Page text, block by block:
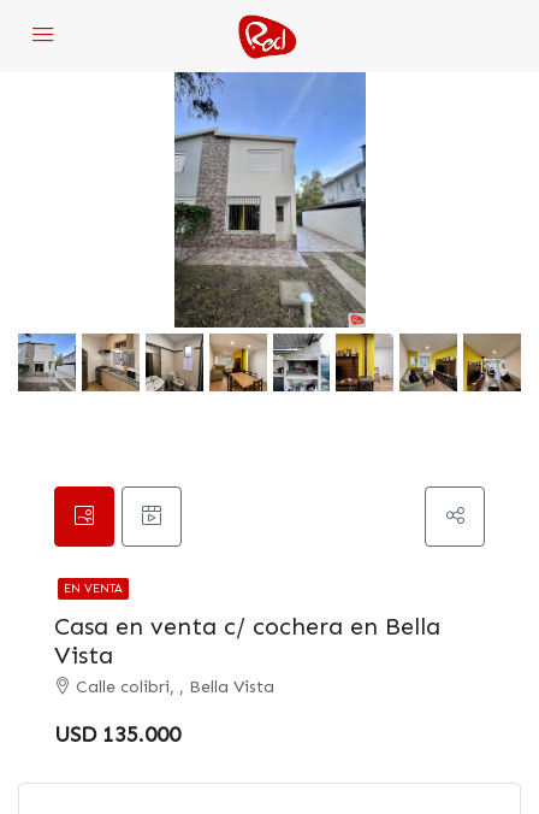
EN VENTA
Casa en venta c/ cochera en Bella
Vista
Calle colibri, , Bella Vista
USD 135.000